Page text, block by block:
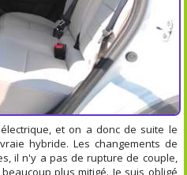
et on a donc de suite le
hybride. Les changements de
il n'y a pas de rupture de couple,
plus mitigé. Je suis obligé